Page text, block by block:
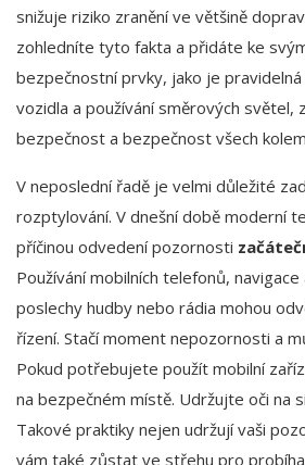
snižuje riziko zranění ve většině
zohledníte tyto fakta a přidáte ke
bezpečnostní prvky, jako je
vozidla a používání směrových světel,
bezpečnost a bezpečnost všech
V neposlední řadě je velmi důležité
rozptylování. V dnešní době moderní
příčinou odvedení pozornosti
Používání mobilních telefonů,
poslechy hudby nebo rádia mohou
řízení. Stačí moment nepozornosti a
Pokud potřebujete použít mobilní
na bezpečném místě. Udržujte oči na
Takové praktiky nejen udržují vaši
vám také zůstat ve střehu pro